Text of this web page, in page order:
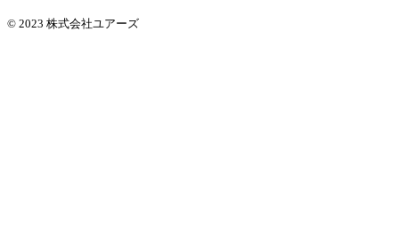
© 2023 株式会社ユアーズ